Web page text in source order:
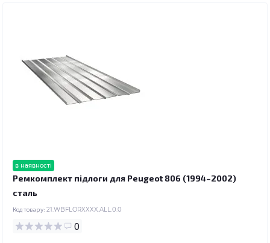
в наявності
Ремкомплект підлоги для Peugeot 806 (1994–2002)
сталь
Код товару: 21.WBFLORXXXX.ALL.0.0
0